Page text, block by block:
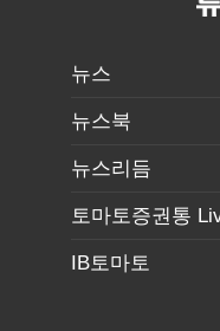
뉴스
뉴스북
뉴스리듬
토마토증권통
IB토마토